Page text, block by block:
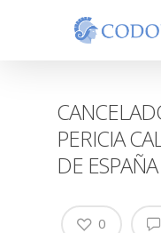
PERICIA
DE ESPAÑA
0